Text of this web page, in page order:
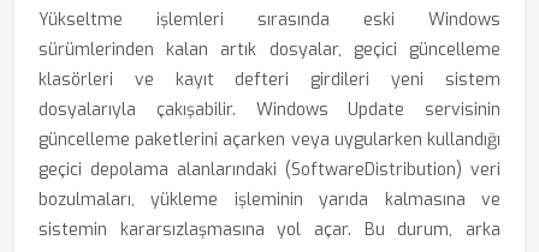
Yükseltme işlemleri sırasında eski Windows
sürümlerinden kalan artık dosyalar, geçici güncelleme
klasörleri ve kayıt defteri girdileri yeni sistem
dosyalarıyla çakışabilir. Windows Update servisinin
güncelleme paketlerini açarken veya uygularken kullandığı
geçici depolama alanlarındaki (SoftwareDistribution) veri
bozulmaları, yükleme işleminin yarıda kalmasına ve
sistemin kararsızlaşmasına yol açar. Bu durum, arka